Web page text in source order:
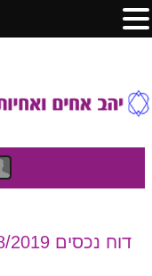
דוח נכסים 08/2019